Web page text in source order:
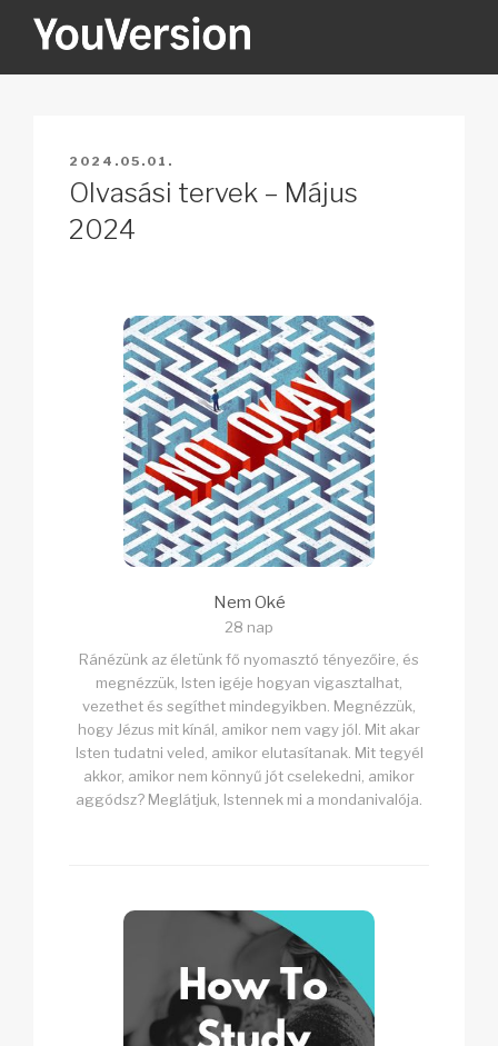
YOUVERSION
BEKÜLDVE:
2024.05.01.
Olvasási tervek – Május
2024
Nem Oké
28 nap
Ránézünk az életünk fő nyomasztó tényezőire, és
megnézzük, Isten igéje hogyan vigasztalhat,
vezethet és segíthet mindegyikben. Megnézzük,
hogy Jézus mit kínál, amikor nem vagy jól. Mit akar
Isten tudatni veled, amikor elutasítanak. Mit tegyél
akkor, amikor nem könnyű jót cselekedni, amikor
aggódsz? Meglátjuk, Istennek mi a mondanivalója.